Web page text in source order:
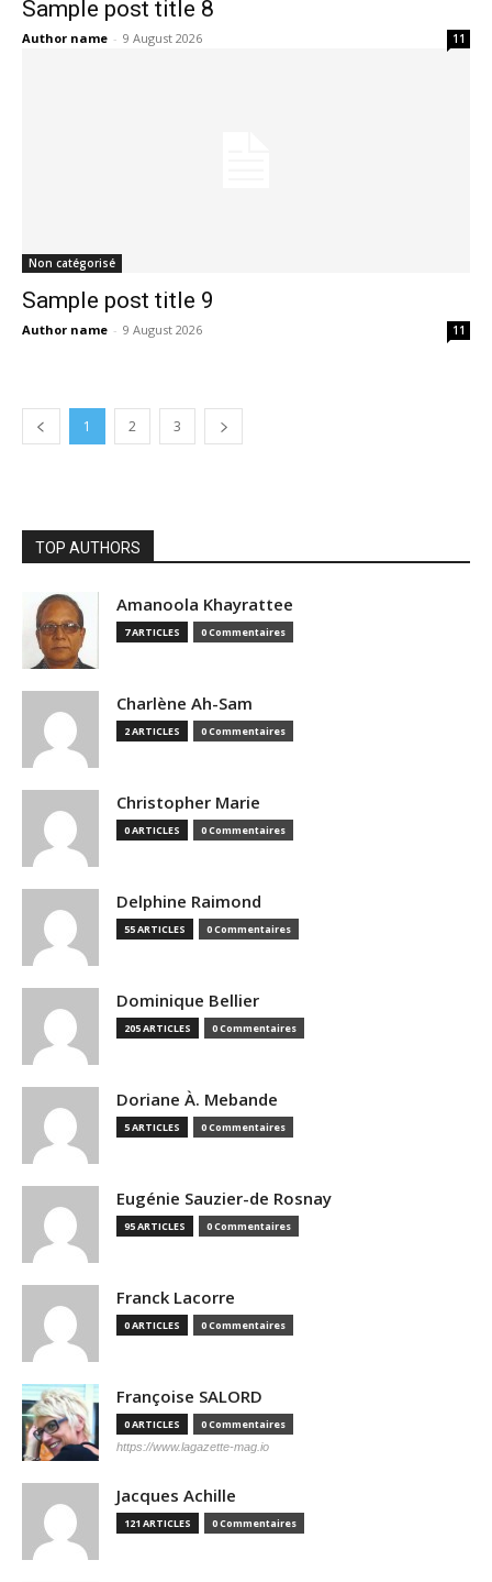
Sample post title 8
Author name - 9 August 2026 11
Non catégorisé
Sample post title 9
Author name - 9 August 2026 11
1 2 3
TOP AUTHORS
Amanoola Khayrattee
7 ARTICLES 0 Commentaires
Charlène Ah-Sam
2 ARTICLES 0 Commentaires
Christopher Marie
0 ARTICLES 0 Commentaires
Delphine Raimond
55 ARTICLES 0 Commentaires
Dominique Bellier
205 ARTICLES 0 Commentaires
Doriane À. Mebande
5 ARTICLES 0 Commentaires
Eugénie Sauzier-de Rosnay
95 ARTICLES 0 Commentaires
Franck Lacorre
0 ARTICLES 0 Commentaires
Françoise SALORD
0 ARTICLES 0 Commentaires
https://www.lagazette-mag.io
Jacques Achille
121 ARTICLES 0 Commentaires